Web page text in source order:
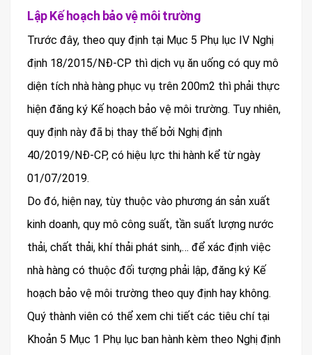
Lập Kế hoạch bảo vệ môi trường
Trước đây, theo quy định tại Mục 5 Phụ lục IV Nghị
định 18/2015/NĐ-CP thì dịch vụ ăn uống có quy mô
diện tích nhà hàng phục vụ trên 200m2 thì phải thực
hiện đăng ký Kế hoạch bảo vệ môi trường. Tuy nhiên,
quy định này đã bị thay thế bởi Nghị định
40/2019/NĐ-CP, có hiệu lực thi hành kể từ ngày
01/07/2019.
Do đó, hiện nay, tùy thuộc vào phương án sản xuất
kinh doanh, quy mô công suất, tần suất lượng nước
thải, chất thải, khí thải phát sinh,… để xác định việc
nhà hàng có thuộc đối tượng phải lập, đăng ký Kế
hoạch bảo vệ môi trường theo quy định hay không.
Quý thành viên có thể xem chi tiết các tiêu chí tại
Khoản 5 Mục 1 Phụ lục ban hành kèm theo Nghị định